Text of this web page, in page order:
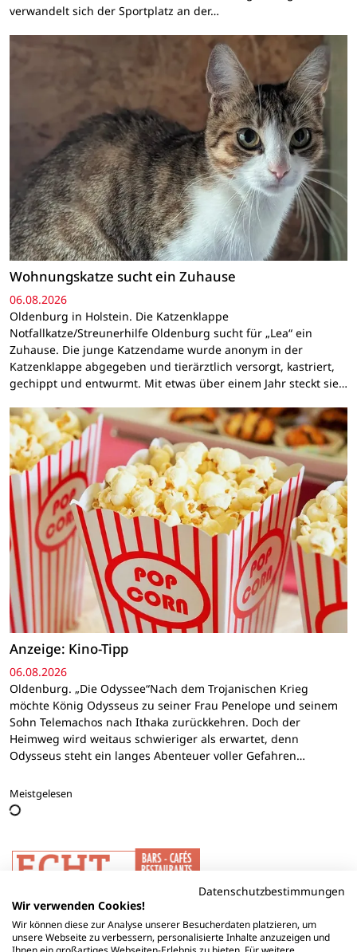
verwandelt sich der Sportplatz an der…
Wohnungskatze sucht ein Zuhause
06.08.2026
Oldenburg in Holstein. Die Katzenklappe
Notfallkatze/Streunerhilfe Oldenburg sucht für „Lea“ ein
Zuhause. Die junge Katzendame wurde anonym in der
Katzenklappe abgegeben und tierärztlich versorgt, kastriert,
gechippt und entwurmt. Mit etwas über einem Jahr steckt sie…
Anzeige: Kino-Tipp
06.08.2026
Oldenburg. „Die Odyssee“Nach dem Trojanischen Krieg
möchte König Odysseus zu seiner Frau Penelope und seinem
Sohn Telemachos nach Ithaka zurückkehren. Doch der
Heimweg wird weitaus schwieriger als erwartet, denn
Odysseus steht ein langes Abenteuer voller Gefahren…
Meistgelesen
Datenschutzbestimmungen
Wir verwenden Cookies!
Wir können diese zur Analyse unserer Besucherdaten platzieren, um
unsere Webseite zu verbessern, personalisierte Inhalte anzuzeigen und